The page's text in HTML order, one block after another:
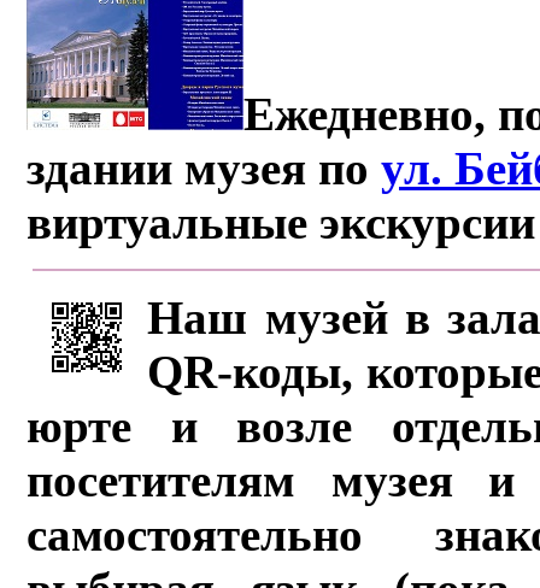
Ежедневно,
здании музея поул.
виртуальные
Наш музей в
QR-коды,
юрте и возле
посетителям музея и
самостоятельно